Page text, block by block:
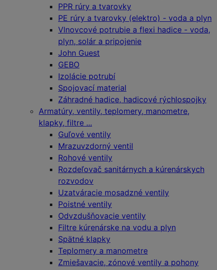
PPR rúry a tvarovky
PE rúry a tvarovky (elektro) - voda a plyn
Vlnovcové potrubie a flexi hadice - voda,
plyn, solár a pripojenie
John Guest
GEBO
Izolácie potrubí
Spojovací material
Záhradné hadice, hadicové rýchlospojky
Armatúry, ventily, teplomery, manometre,
klapky, filtre ...
Guľové ventily
Mrazuvzdorný ventil
Rohové ventily
Rozdeľovač sanitárnych a kúrenárskych
rozvodov
Uzatváracie mosadzné ventily
Poistné ventily
Odvzdušňovacie ventily
Filtre kúrenárske na vodu a plyn
Spätné klapky
Teplomery a manometre
Zmiešavacie, zónové ventily a pohony